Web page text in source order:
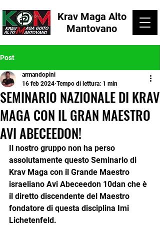
Krav Maga Alto
Mantovano
Post
SEMINARIO NAZIONALE DI KRAV
MAGA CON IL GRAN MAESTRO
AVI ABECEEDON!
armandopini
16 feb 2024 Tempo di lettura: 1 min
Il nostro gruppo non ha perso
assolutamente questo Seminario di
Krav Maga con il Grande Maestro
israeliano Avi Abeceedon 10dan che è
il diretto discendente del Maestro
fondatore di questa disciplina Imi
Lichetenfeld.